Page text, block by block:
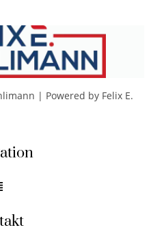
| Powered by Felix E.